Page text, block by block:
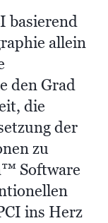
basierend
allein
den Grad
die
der
zu
Software
ins Herz